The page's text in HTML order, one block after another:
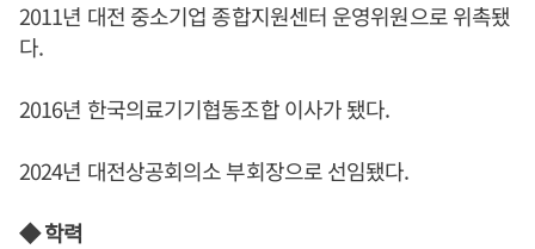
2011년 대전 중소기업 종합지원센터 운영위원으로 위촉됐
다.
2016년 한국의료기기협동조합 이사가 됐다.
2024년 대전상공회의소 부회장으로 선임됐다.
◆ 학력